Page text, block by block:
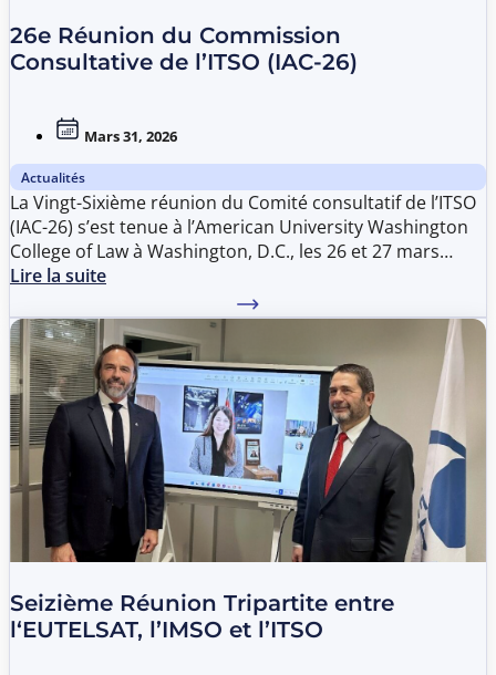
26e Réunion du Commission
Consultative de l’ITSO (IAC-26)
Mars 31, 2026
Actualités
La Vingt-Sixième réunion du Comité consultatif de l’ITSO
(IAC-26) s’est tenue à l’American University Washington
College of Law à Washington, D.C., les 26 et 27 mars
2026.
Lire la suite
Seizième Réunion Tripartite entre
l‘EUTELSAT, l’IMSO et l’ITSO